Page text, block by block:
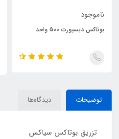
ناموجود
بوتاکس دیسپورت 500 واحد
توضیحات دیدگاه‌ها
تزریق بوتاکس سیاکس